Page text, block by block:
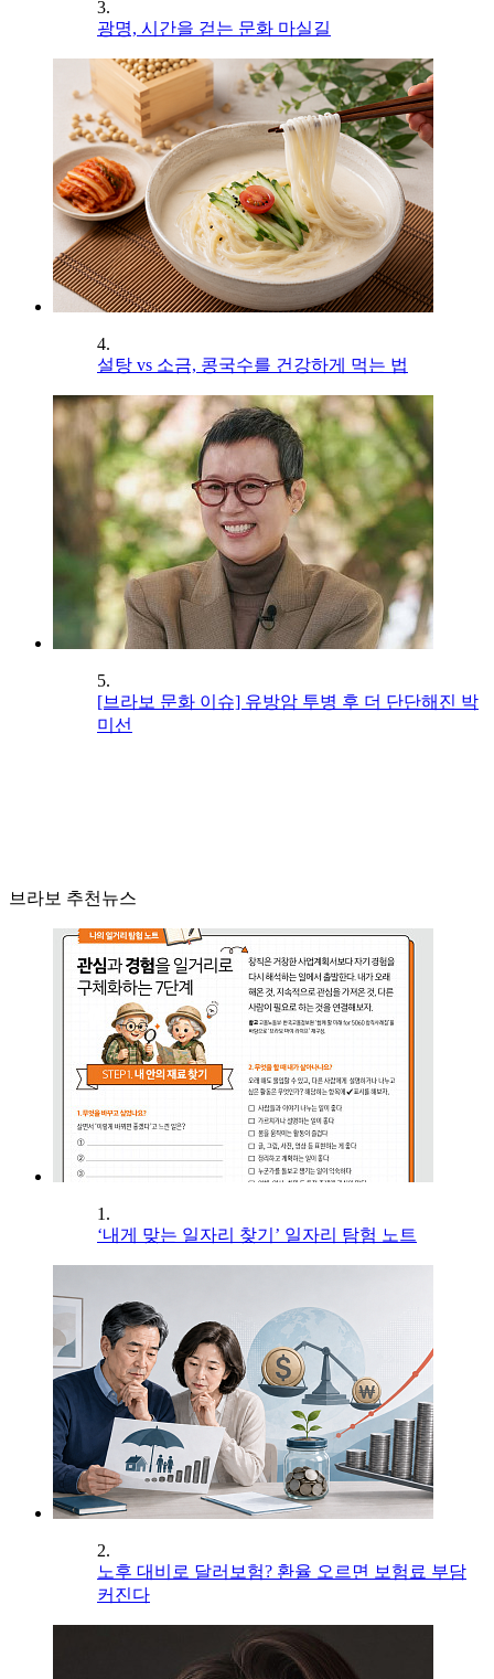
3.
광명, 시간을 걷는 문화 마실길
4.
설탕 vs 소금, 콩국수를 건강하게 먹는 법
5.
[브라보 문화 이슈] 유방암 투병 후 더 단단해진 박
미선
브라보 추천뉴스
1.
‘내게 맞는 일자리 찾기’ 일자리 탐험 노트
2.
노후 대비로 달러보험? 환율 오르면 보험료 부담
커진다